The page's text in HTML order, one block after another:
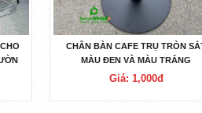
CHÂN BÀN CAFE TRỤ TRÒN
MÀU ĐEN VÀ MÀU TRẮNG
Giá: 1,000đ